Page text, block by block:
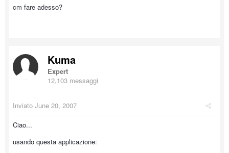
cm fare adesso?
Kuma
Expert
12,103 messaggi
Inviato June 20, 2007
Ciao...
usando questa applicazione: